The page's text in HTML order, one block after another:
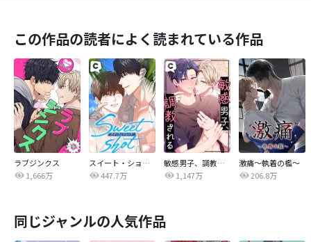
この作品の読者によく読まれている作品
ラブジンクス
1,666万
スイート・ショット
447.7万
敏感男子、調教される
1,147万
激痛～執着の檻～
206.8万
同じジャンルの人気作品